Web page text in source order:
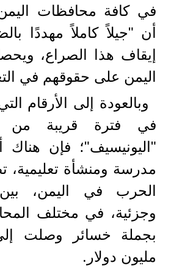
في كافة محافظات
أن "جيلاً كاملاً مهددًا
إيقاف هذا الصراع،
اليمن على حقوقهم في
وبالعودة إلى الأرقام
في فترة قريبة من
مدرسة ومنشأة تعليمية،
الحرب في اليمن،
وجزئية، في مختلف
مليون دولار.